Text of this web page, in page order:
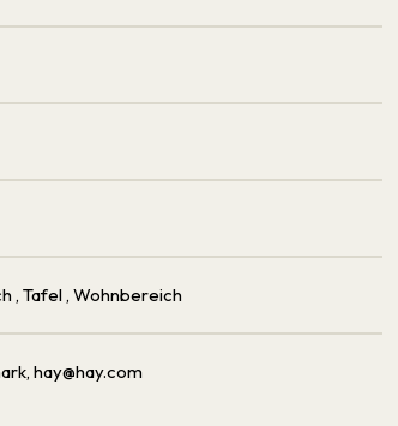
, Tafel, Wohnbereich
hay@hay.com